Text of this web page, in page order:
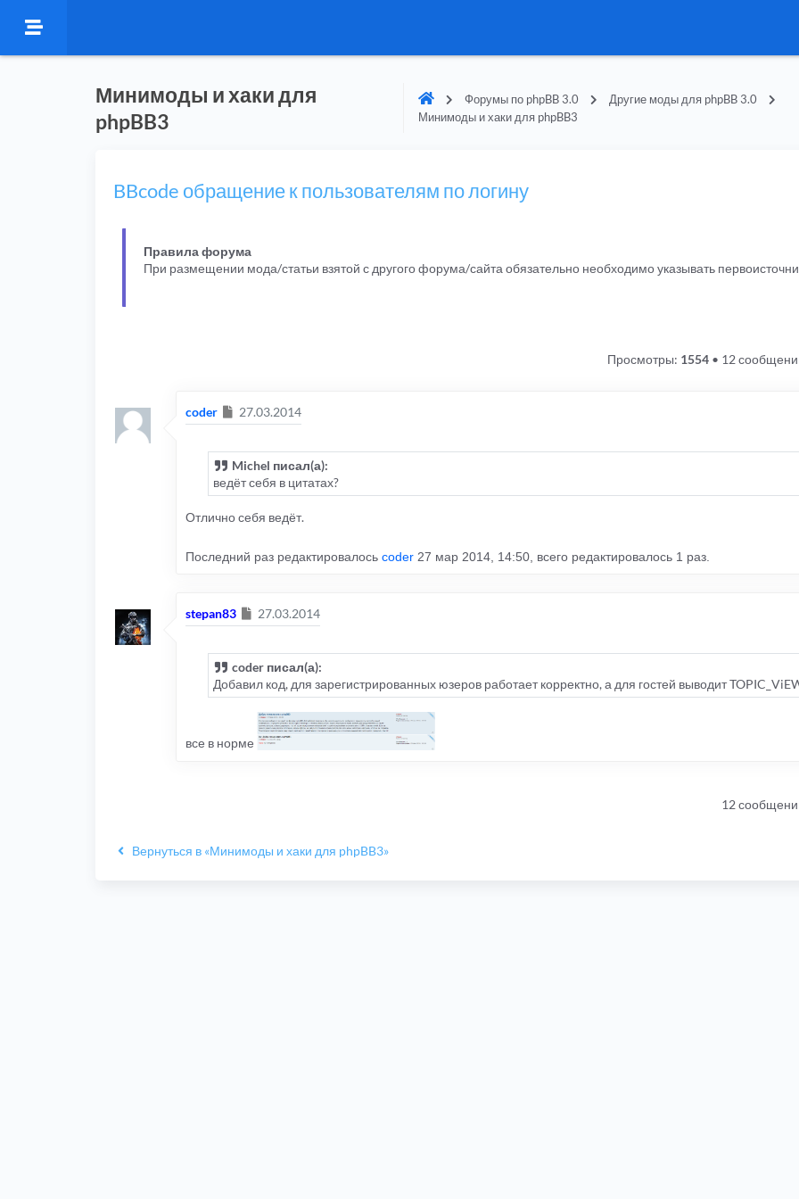
Минимоды и хаки для
phpBB3
Форумы по phpBB 3.0
Другие моды для phpBB 3.0
Минимоды и хаки для phpBB3
BBcode обращение к пользователям по логину
Правила форума
При размещении мода/статьи взятой с другого форума/сайта обязательно необходимо указывать
12
Просмотры: 1554•
coder Сообщение
27.03.2014
Michel писал(а):
ведёт себя в цитатах?
Отлично себя ведёт.
Последний раз редактировалось coder 27 мар 2014, 14:50, всего редактировалось 1 раз.
stepan83 Сообщение
27.03.2014
coder писал(а):
Добавил код, для зарегистрированных юзеров работает корректно, а для гостей выводит
все в норме
12
Вернуться в «Минимоды и хаки для phpBB3»